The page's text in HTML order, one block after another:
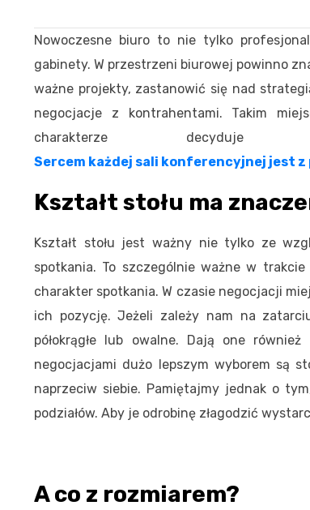
Nowoczesne biuro to nie tylko
gabinety. W przestrzeni biurowej powinno
ważne projekty, zastanowić się nad
negocjacje z kontrahentami. Takim
charakterze decyduje
Sercem każdej sali konferencyjnej jest z
Kształt stołu ma
Kształt stołu jest ważny nie tylko ze
spotkania. To szczególnie ważne w
charakter spotkania. W czasie negocjacji
ich pozycję. Jeżeli zależy nam na
półokrągłe lub owalne. Dają one
negocjacjami dużo lepszym wyborem są
naprzeciw siebie. Pamiętajmy jednak o
podziałów. Aby je odrobinę złagodzić
A co z rozmiarem?